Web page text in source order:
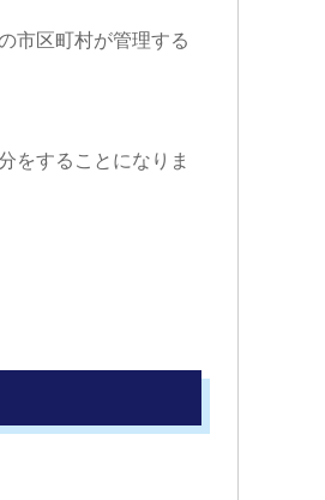
市区町村が管理する
をすることになりま